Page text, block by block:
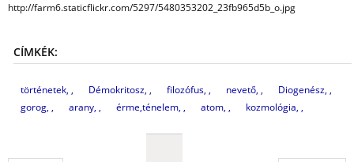
http://farm6.staticflickr.com/5297/5480353202_23fb965d5b_o.jpg
CÍMKÉK:
történetek, Démokritosz, filozófus, nevető,
Diogenész,
gorog,
arany, érme,ténelem, atom, kozmológia,